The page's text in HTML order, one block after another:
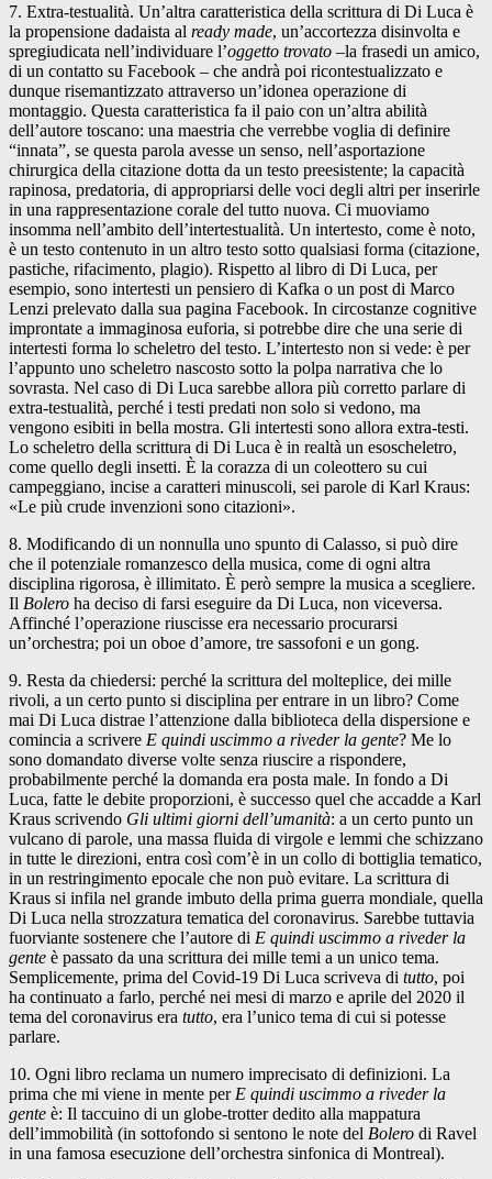
7. Extra-testualità. Un’altra caratteristica della scrittura di Di Luca è
la propensione dadaista al ready made, un’accortezza disinvolta e
spregiudicata nell’individuare l’oggetto trovato –la frasedi un amico,
di un contatto su Facebook – che andrà poi ricontestualizzato e
dunque risemantizzato attraverso un’idonea operazione di
montaggio. Questa caratteristica fa il paio con un’altra abilità
dell’autore toscano: una maestria che verrebbe voglia di definire
“innata”, se questa parola avesse un senso, nell’asportazione
chirurgica della citazione dotta da un testo preesistente; la capacità
rapinosa, predatoria, di appropriarsi delle voci degli altri per inserirle
in una rappresentazione corale del tutto nuova. Ci muoviamo
insomma nell’ambito dell’intertestualità. Un intertesto, come è noto,
è un testo contenuto in un altro testo sotto qualsiasi forma (citazione,
pastiche, rifacimento, plagio). Rispetto al libro di Di Luca, per
esempio, sono intertesti un pensiero di Kafka o un post di Marco
Lenzi prelevato dalla sua pagina Facebook. In circostanze cognitive
improntate a immaginosa euforia, si potrebbe dire che una serie di
intertesti forma lo scheletro del testo. L’intertesto non si vede: è per
l’appunto uno scheletro nascosto sotto la polpa narrativa che lo
sovrasta. Nel caso di Di Luca sarebbe allora più corretto parlare di
extra-testualità, perché i testi predati non solo si vedono, ma
vengono esibiti in bella mostra. Gli intertesti sono allora extra-testi.
Lo scheletro della scrittura di Di Luca è in realtà un esoscheletro,
come quello degli insetti. È la corazza di un coleottero su cui
campeggiano, incise a caratteri minuscoli, sei parole di Karl Kraus:
«Le più crude invenzioni sono citazioni».
8. Modificando di un nonnulla uno spunto di Calasso, si può dire
che il potenziale romanzesco della musica, come di ogni altra
disciplina rigorosa, è illimitato. È però sempre la musica a scegliere.
Il Bolero ha deciso di farsi eseguire da Di Luca, non viceversa.
Affinché l’operazione riuscisse era necessario procurarsi
un’orchestra; poi un oboe d’amore, tre sassofoni e un gong.
9. Resta da chiedersi: perché la scrittura del molteplice, dei mille
rivoli, a un certo punto si disciplina per entrare in un libro? Come
mai Di Luca distrae l’attenzione dalla biblioteca della dispersione e
comincia a scrivere E quindi uscimmo a riveder la gente? Me lo
sono domandato diverse volte senza riuscire a rispondere,
probabilmente perché la domanda era posta male. In fondo a Di
Luca, fatte le debite proporzioni, è successo quel che accadde a Karl
Kraus scrivendo Gli ultimi giorni dell’umanità: a un certo punto un
vulcano di parole, una massa fluida di virgole e lemmi che schizzano
in tutte le direzioni, entra così com’è in un collo di bottiglia tematico,
in un restringimento epocale che non può evitare. La scrittura di
Kraus si infila nel grande imbuto della prima guerra mondiale, quella
Di Luca nella strozzatura tematica del coronavirus. Sarebbe tuttavia
fuorviante sostenere che l’autore di E quindi uscimmo a riveder la
gente è passato da una scrittura dei mille temi a un unico tema.
Semplicemente, prima del Covid-19 Di Luca scriveva di tutto, poi
ha continuato a farlo, perché nei mesi di marzo e aprile del 2020 il
tema del coronavirus era tutto, era l’unico tema di cui si potesse
parlare.
10. Ogni libro reclama un numero imprecisato di definizioni. La
prima che mi viene in mente per E quindi uscimmo a riveder la
gente è: Il taccuino di un globe-trotter dedito alla mappatura
dell’immobilità (in sottofondo si sentono le note del Bolero di Ravel
in una famosa esecuzione dell’orchestra sinfonica di Montreal).